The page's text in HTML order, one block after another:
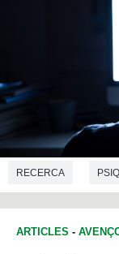
RECERCA
ARTICLES -